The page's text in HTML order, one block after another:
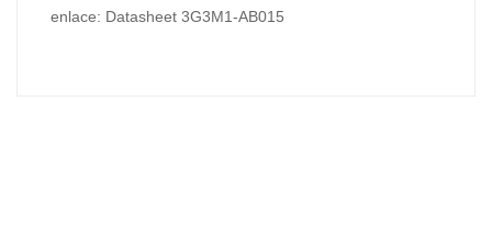
enlace: Datasheet 3G3M1-AB015